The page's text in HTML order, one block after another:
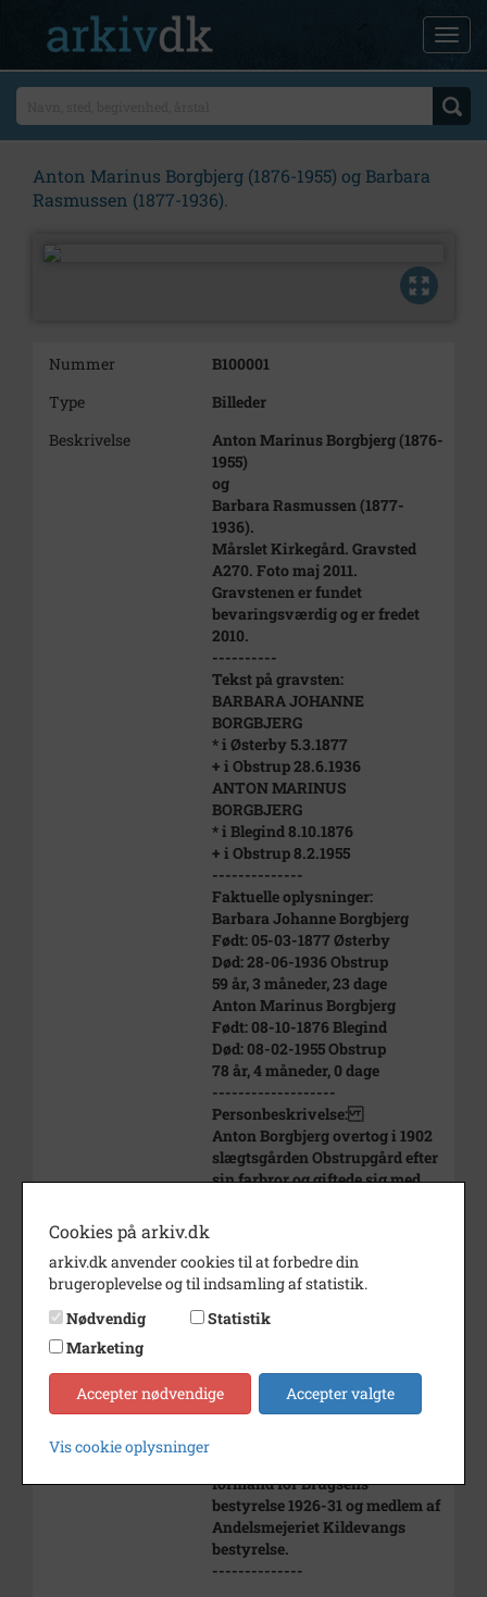
Anton Marinus Borgbjerg (1876-1955) og Barbara
Rasmussen (1877-1936).
Nummer
B100001
Type
Billeder
Beskrivelse
Anton Marinus Borgbjerg (1876-
1955)
og
Barbara Rasmussen (1877-
1936).
Mårslet Kirkegård. Gravsted
A270. Foto maj 2011.
Gravstenen er fundet
bevaringsværdig og er fredet
2010.
----------
Tekst på gravsten:
BARBARA JOHANNE
BORGBJERG
* i Østerby 5.3.1877
+ i Obstrup 28.6.1936
ANTON MARINUS
BORGBJERG
* i Blegind 8.10.1876
+ i Obstrup 8.2.1955
--------------
Faktuelle oplysninger:
Barbara Johanne Borgbjerg
Født: 05-03-1877 Østerby
Død: 28-06-1936 Obstrup
59 år, 3 måneder, 23 dage
Anton Marinus Borgbjerg
Født: 08-10-1876 Blegind
Død: 08-02-1955 Obstrup
78 år, 4 måneder, 0 dage
-------------------
Personbeskrivelse:
Anton Borgbjerg overtog i 1902
slægtsgården Obstrupgård efter
sin farbror og giftede sig med
Obstrupgård hos gårdens
barnløse ejere. Ved giftermålet
var efternavnet Rasmussen,
men i 1905 købte familien
Anton Borgbjerg var ejer af
Obstrupgård til 1953. I sin tid
som gårdejer bestred han en
formand for Brugsens
bestyrelse 1926-31 og medlem af
Andelsmejeriet Kildevangs
bestyrelse.
--------------
Cookies på arkiv.dk
arkiv.dk anvender cookies til at forbedre din
brugeroplevelse og til indsamling af statistik.
Nødvendig
Statistik
Marketing
Accepter nødvendige Accepter valgte
Vis cookie oplysninger